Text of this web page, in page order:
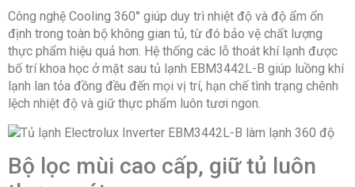
Công nghệ Cooling 360° giúp duy trì nhiệt độ và độ ẩm ổn
định trong toàn bộ không gian tủ, từ đó bảo vệ chất lượng
thực phẩm hiệu quả hơn. Hệ thống các lỗ thoát khí lạnh được
bố trí khoa học ở mặt sau tủ lạnh EBM3442L-B giúp luồng khí
lạnh lan tỏa đồng đều đến mọi vị trí, hạn chế tình trạng chênh
lệch nhiệt độ và giữ thực phẩm luôn tươi ngon.
Bộ lọc mùi cao cấp, giữ tủ luôn